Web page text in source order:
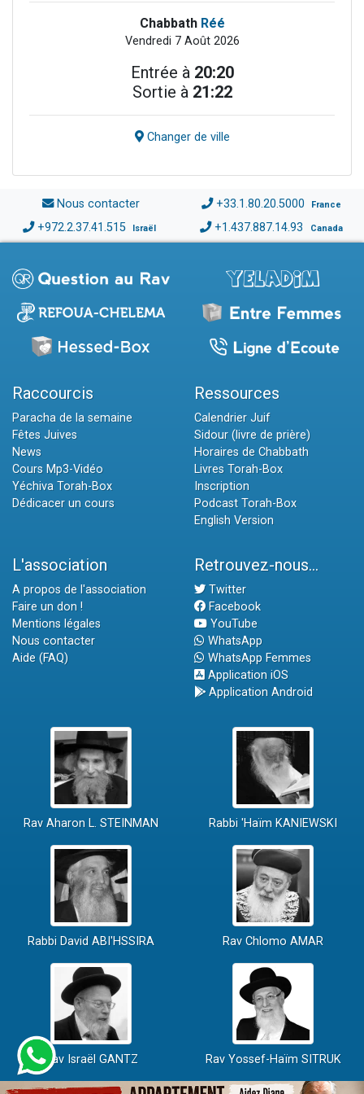
Chabbath Réé
Vendredi 7 Août 2026
Entrée à 20:20
Sortie à 21:22
Changer de ville
Nous contacter +33.1.80.20.5000 France
+972.2.37.41.515 Israël +1.437.887.14.93 Canada
Raccourcis
Paracha de la semaine
Fêtes Juives
News
Cours Mp3-Vidéo
Yéchiva Torah-Box
Dédicacer un cours
Ressources
Calendrier Juif
Sidour (livre de prière)
Horaires de Chabbath
Livres Torah-Box
Inscription
Podcast Torah-Box
English Version
L'association
A propos de l'association
Faire un don !
Mentions légales
Nous contacter
Aide (FAQ)
Retrouvez-nous...
Twitter
Facebook
YouTube
WhatsApp
WhatsApp Femmes
Application iOS
Application Android
Rav Aharon L. STEINMAN Rabbi 'Haïm KANIEWSKI
Rabbi David ABI'HSSIRA Rav Chlomo AMAR
Rav Israël GANTZ Rav Yossef-Haïm SITRUK